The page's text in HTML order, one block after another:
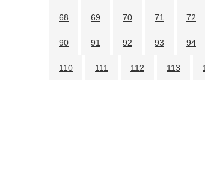
68 69 70 71 72
90 91 92 93 94
110 111 112 113